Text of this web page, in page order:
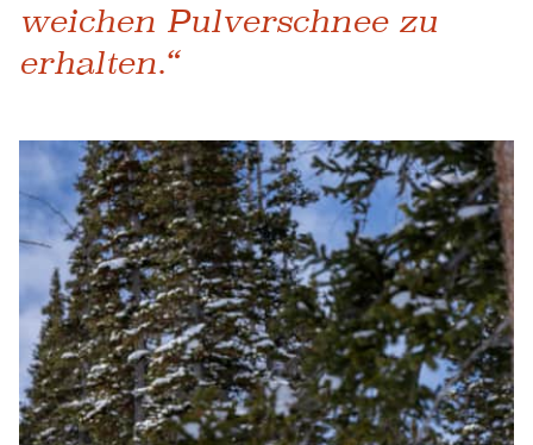
weichen Pulverschnee zu
erhalten.“